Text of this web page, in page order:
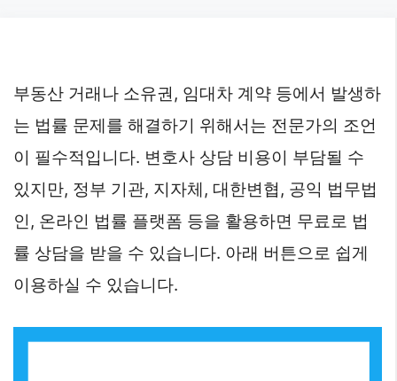
부동산 거래나 소유권, 임대차 계약 등에서 발생하
는 법률 문제를 해결하기 위해서는 전문가의 조언
이 필수적입니다. 변호사 상담 비용이 부담될 수
있지만, 정부 기관, 지자체, 대한변협, 공익 법무법
인, 온라인 법률 플랫폼 등을 활용하면 무료로 법
률 상담을 받을 수 있습니다. 아래 버튼으로 쉽게
이용하실 수 있습니다.